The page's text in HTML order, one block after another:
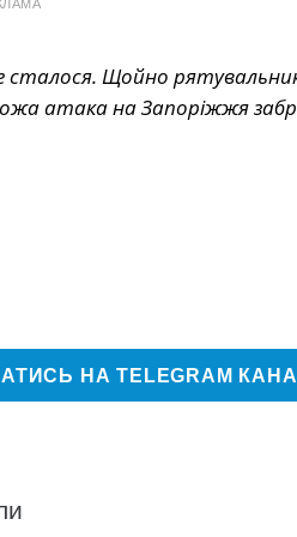
Щойно
атака на Запоріжжя
НА TELEGRAM